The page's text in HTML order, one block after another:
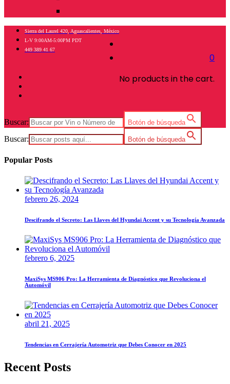
0
No products in the cart.
Sierra del Laurel 420, Aguascalientes, México
L-V 9:00AM-5:00PM PDT
449 389 41 67
Buscar: Botón de búsqueda
Buscar: Botón de búsqueda
Popular Posts
febrero 26, 2024
Descifrando el Secreto: Las Llaves del Hyundai Accent y su Tecnología Avanzada
febrero 6, 2025
MaxiSys MS906 Pro: La Herramienta de Diagnóstico que Revoluciona el
Automóvil
abril 21, 2025
Tendencias en Cerrajería Automotriz que Debes Conocer en 2025
Recent Posts